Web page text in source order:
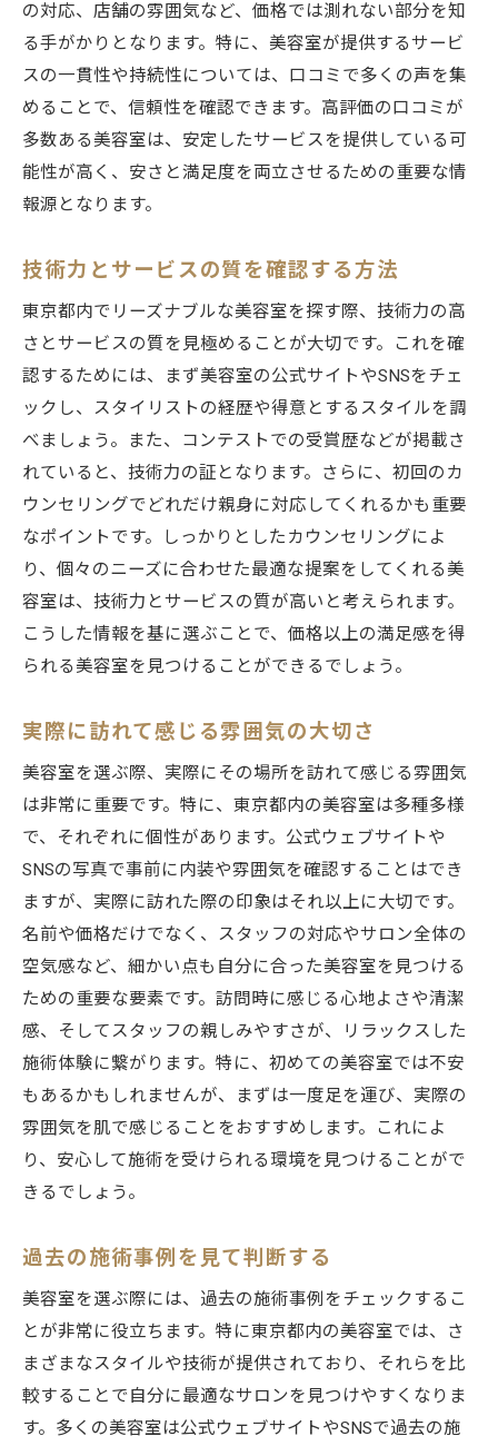
の対応、店舗の雰囲気など、価格では測れない部分を知
る手がかりとなります。特に、美容室が提供するサービ
スの一貫性や持続性については、口コミで多くの声を集
めることで、信頼性を確認できます。高評価の口コミが
多数ある美容室は、安定したサービスを提供している可
能性が高く、安さと満足度を両立させるための重要な情
報源となります。
技術力とサービスの質を確認する方法
東京都内でリーズナブルな美容室を探す際、技術力の高
さとサービスの質を見極めることが大切です。これを確
認するためには、まず美容室の公式サイトやSNSをチェ
ックし、スタイリストの経歴や得意とするスタイルを調
べましょう。また、コンテストでの受賞歴などが掲載さ
れていると、技術力の証となります。さらに、初回のカ
ウンセリングでどれだけ親身に対応してくれるかも重要
なポイントです。しっかりとしたカウンセリングによ
り、個々のニーズに合わせた最適な提案をしてくれる美
容室は、技術力とサービスの質が高いと考えられます。
こうした情報を基に選ぶことで、価格以上の満足感を得
られる美容室を見つけることができるでしょう。
実際に訪れて感じる雰囲気の大切さ
美容室を選ぶ際、実際にその場所を訪れて感じる雰囲気
は非常に重要です。特に、東京都内の美容室は多種多様
で、それぞれに個性があります。公式ウェブサイトや
SNSの写真で事前に内装や雰囲気を確認することはでき
ますが、実際に訪れた際の印象はそれ以上に大切です。
名前や価格だけでなく、スタッフの対応やサロン全体の
空気感など、細かい点も自分に合った美容室を見つける
ための重要な要素です。訪問時に感じる心地よさや清潔
感、そしてスタッフの親しみやすさが、リラックスした
施術体験に繋がります。特に、初めての美容室では不安
もあるかもしれませんが、まずは一度足を運び、実際の
雰囲気を肌で感じることをおすすめします。これによ
り、安心して施術を受けられる環境を見つけることがで
きるでしょう。
過去の施術事例を見て判断する
美容室を選ぶ際には、過去の施術事例をチェックするこ
とが非常に役立ちます。特に東京都内の美容室では、さ
まざまなスタイルや技術が提供されており、それらを比
較することで自分に最適なサロンを見つけやすくなりま
す。多くの美容室は公式ウェブサイトやSNSで過去の施